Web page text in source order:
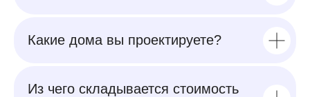
Какие дома вы проектируете?
Из чего складывается стоимость